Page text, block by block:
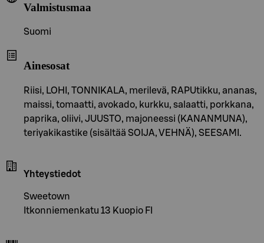
Valmistusmaa
Suomi
Ainesosat
Riisi, LOHI, TONNIKALA, merilevä, RAPUtikku, ananas,
maissi, tomaatti, avokado, kurkku, salaatti, porkkana,
paprika, oliivi, JUUSTO, majoneessi (KANANMUNA),
teriyakikastike (sisältää SOIJA, VEHNÄ), SEESAMI.
Yhteystiedot
Sweetown
Itkonniemenkatu 13 Kuopio FI